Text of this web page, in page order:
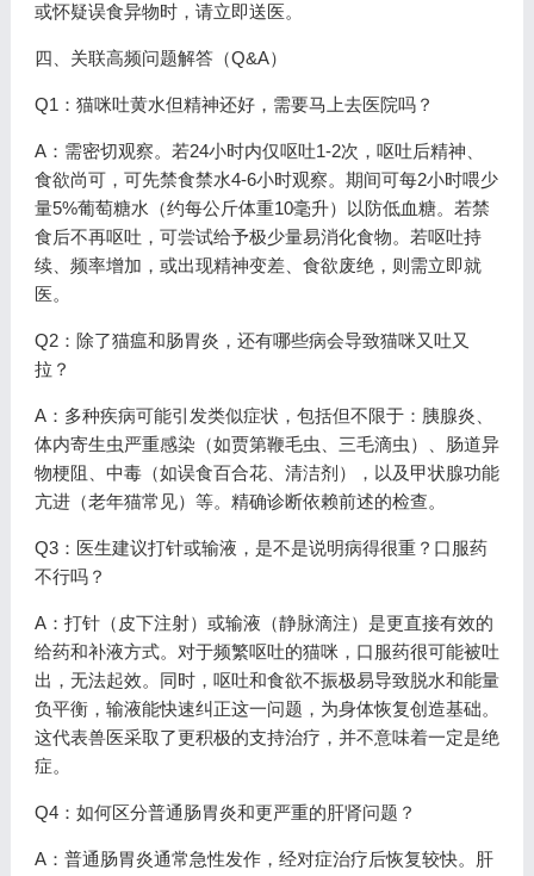
或怀疑误食异物时，请立即送医。
四、关联高频问题解答（Q&A）
Q1：猫咪吐黄水但精神还好，需要马上去医院吗？
A：需密切观察。若24小时内仅呕吐1-2次，呕吐后精神、
食欲尚可，可先禁食禁水4-6小时观察。期间可每2小时喂少
量5%葡萄糖水（约每公斤体重10毫升）以防低血糖。若禁
食后不再呕吐，可尝试给予极少量易消化食物。若呕吐持
续、频率增加，或出现精神变差、食欲废绝，则需立即就
医。
Q2：除了猫瘟和肠胃炎，还有哪些病会导致猫咪又吐又
拉？
A：多种疾病可能引发类似症状，包括但不限于：胰腺炎、
体内寄生虫严重感染（如贾第鞭毛虫、三毛滴虫）、肠道异
物梗阻、中毒（如误食百合花、清洁剂），以及甲状腺功能
亢进（老年猫常见）等。精确诊断依赖前述的检查。
Q3：医生建议打针或输液，是不是说明病得很重？口服药
不行吗？
A：打针（皮下注射）或输液（静脉滴注）是更直接有效的
给药和补液方式。对于频繁呕吐的猫咪，口服药很可能被吐
出，无法起效。同时，呕吐和食欲不振极易导致脱水和能量
负平衡，输液能快速纠正这一问题，为身体恢复创造基础。
这代表兽医采取了更积极的支持治疗，并不意味着一定是绝
症。
Q4：如何区分普通肠胃炎和更严重的肝肾问题？
A：普通肠胃炎通常急性发作，经对症治疗后恢复较快。肝